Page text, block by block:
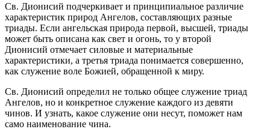
Св. Дионисий подчеркивает и принципиальное различие
характеристик природ Ангелов, составляющих разные
триады. Если ангельская природа первой, высшей, триады
может быть описана как свет и огонь, то у второй
Дионисий отмечает силовые и материальные
характеристики, а третья триада понимается совершенно,
как служение воле Божией, обращенной к миру.
Св. Дионисий определил не только общее служение триад
Ангелов, но и конкретное служение каждого из девяти
чинов. И узнать, какое служение они несут, поможет нам
само наименование чина.